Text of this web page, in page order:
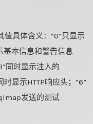
值具体含义：“0”只显示
基本信息和警告信息
同时显示注入的
时显示HTTP响应头；“6”
发送的测试